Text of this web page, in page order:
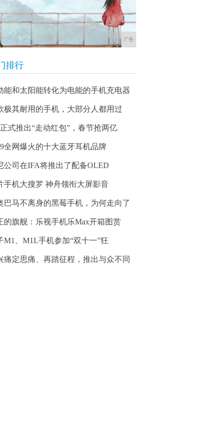
广告
排行
能和太阳能转化为电能的手机充电器
极其耐用的手机，大部分人都用过
式推出“走动红包”，春节抢两亿
全网爆火的十大蓝牙耳机品牌
公司在IFA将推出了配备OLED
手机大搜罗 神舟领衔大屏影音
巴马不离身的黑莓手机，为何走向了
的旗舰：乐视手机乐Max开箱图赏
M1、M1L手机参加“双十一”狂
痛定思痛、再踏征程，推出与众不同